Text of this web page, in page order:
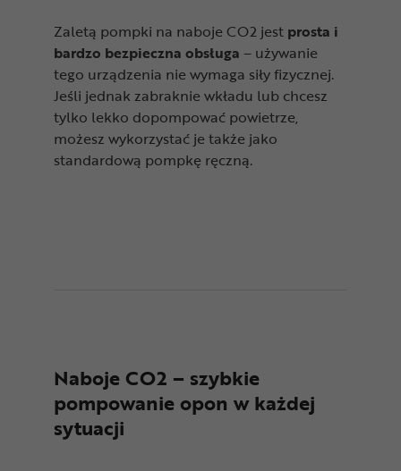
Zaletą pompki na naboje CO2 jest prosta i
bardzo bezpieczna obsługa – używanie
tego urządzenia nie wymaga siły fizycznej.
Jeśli jednak zabraknie wkładu lub chcesz
tylko lekko dopompować powietrze,
możesz wykorzystać je także jako
standardową pompkę ręczną.
Naboje CO2 – szybkie
pompowanie opon w każdej
sytuacji